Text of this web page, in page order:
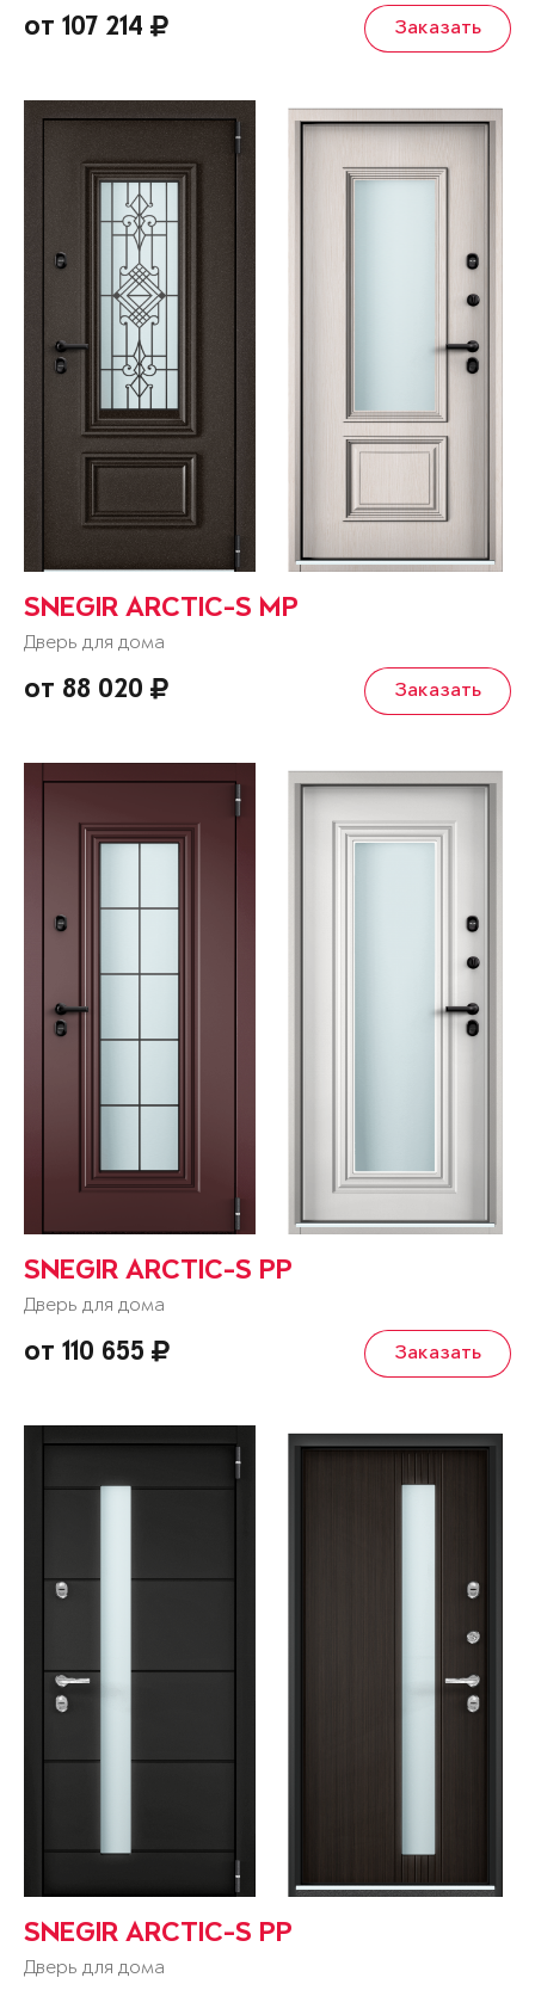
от 107 214 Заказать
SNEGIR ARCTIC-S MP
Дверь для дома
от 88 020 Заказать
SNEGIR ARCTIC-S PP
Дверь для дома
от 110 655 Заказать
SNEGIR ARCTIC-S PP
Дверь для дома